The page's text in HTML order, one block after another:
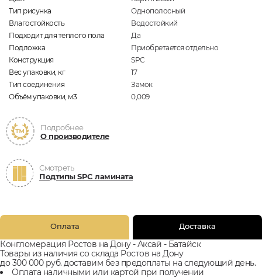
Тип рисунка
Однополосный
Влагостойкость
Водостойкий
Подходит для теплого пола
Да
Подложка
Приобретается отдельно
Конструкция
SPC
Вес упаковки, кг
17
Тип соединения
Замок
Объём упаковки, м3
0,009
Подробнее
О производителе
Смотреть
Подтипы SPC ламината
Оплата Доставка
Конгломерация Ростов на Дону - Аксай - Батайск
Товары из наличия со склада Ростов на Дону
до 300 000 руб. доставим без предоплаты на следующий день.
Оплата наличными или картой при получении